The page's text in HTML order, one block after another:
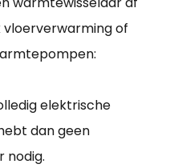
of
elektrische
dan geen
nodig.